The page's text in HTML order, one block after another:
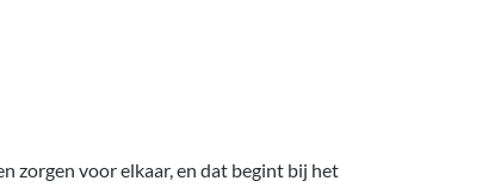
zorgen voor elkaar, en dat begint bij het